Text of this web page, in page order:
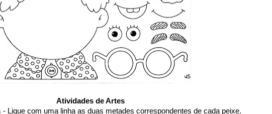
Atividades de Artes
Ligue com uma linha as duas metades correspondentes de cada peixe.